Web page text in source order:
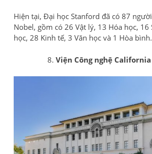
Hiện tại, Đại học Stanford đã có 87
Nobel, gồm có 26 Vật lý, 13 Hóa học, 16
học, 28 Kinh tế, 3 Văn học và 1 Hòa bình.
Viện Công nghệ